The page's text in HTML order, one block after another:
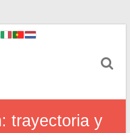
trayectoria y